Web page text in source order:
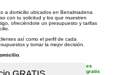
a domicilio ubicados en Benalmadena
con tu solicitud y los que muestren
ofreciéndote un presupuesto y tarifas
así como el perfil de cada
y tomar la mejor decisión.
es
gratis